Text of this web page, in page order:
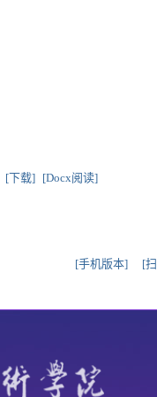
[下载] [Docx阅读]
[手机版本] [